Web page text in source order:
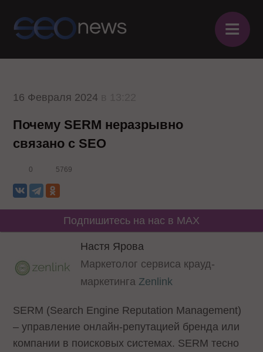
≡
16 Февраля 2024
Почему SERM неразрывно
связано с SEO
0 5769
Подпишитесь на нас в MAX
Настя Ярова
Маркетолог сервиса крауд-
маркетинга Zenlink
SERM (Search Engine Reputation Management)
– управление онлайн-репутацией бренда или
компании в поисковых системах. SERM тесно